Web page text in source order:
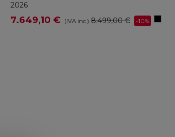
2026
7.649,10 € (IVA inc.) 8.499,00 € -10%